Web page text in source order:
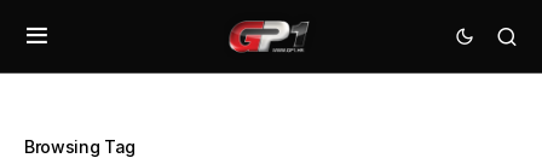
Browsing Tag